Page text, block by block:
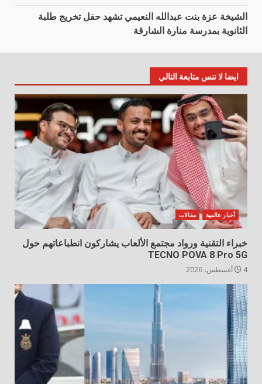
الشيخة عزة بنت عبدالله النعيمي تشهد حفل تخريج طلبة
الثانوية بمدرسة منارة الشارقة
ايضا لا تنس متابعة التالي
أخبار عالمية مقالات
خبراء التقنية ورواد مجتمع الألعاب يشاركون انطباعاتهم حول
TECNO POVA 8 Pro 5G
4 أغسطس، 2026